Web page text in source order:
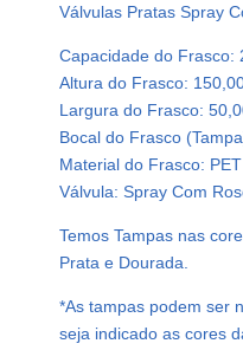
Válvulas Pratas Spray
Capacidade do Frasco:
Altura do Frasco:
Largura do Frasco:
Bocal do Frasco
Material do Frasco:
Válvula: Spray Com
Temos Tampas nas
Prata e Dourada.
*As tampas podem ser
seja indicado as cores